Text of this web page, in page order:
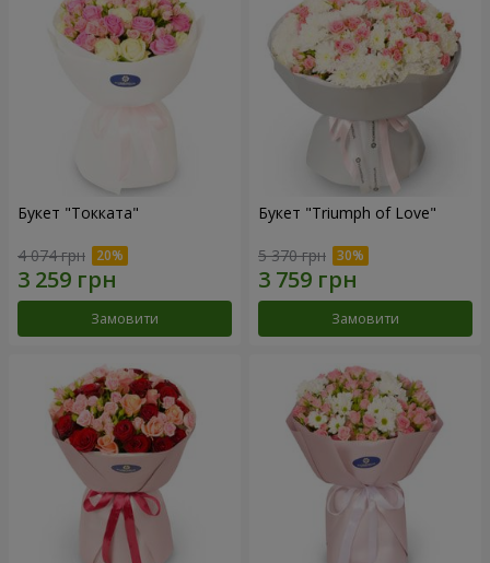
Букет "Токката"
4 074 грн
Замовити
Букет "Triumph of Love"
5 370 грн
Замовити